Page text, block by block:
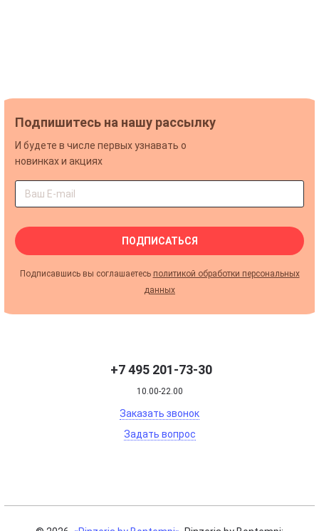
Подпишитесь на нашу рассылку
И будете в числе первых узнавать о
новинках и акциях
ПОДПИСАТЬСЯ
Подписавшись вы соглашаетесь политикой обработки персональных
данных
+7 495 201-73-30
10.00-22.00
Заказать звонок
Задать вопрос